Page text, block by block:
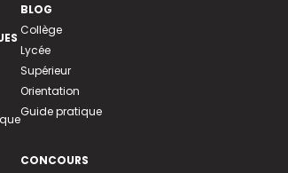
BLOG
Collège
Lycée
Supérieur
Orientation
Guide pratique
CONCOURS